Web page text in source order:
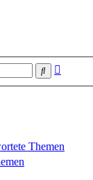
Suche
Themen